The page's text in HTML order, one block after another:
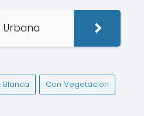
Urbana
Blanca Con Vegetación